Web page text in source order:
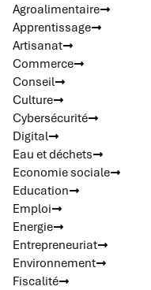
Agroalimentaire
Apprentissage
Artisanat
Commerce
Conseil
Culture
Cybersécurité
Digital
Eau et déchets
Economie sociale
Education
Emploi
Energie
Entrepreneuriat
Environnement
Fiscalité